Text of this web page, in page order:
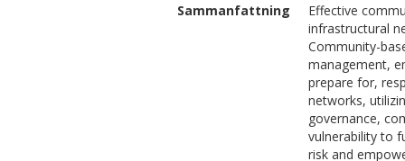
Sammanfattning
Effective
infrastructural
Community-
management,
prepare for,
networks,
governance,
vulnerability to
risk and